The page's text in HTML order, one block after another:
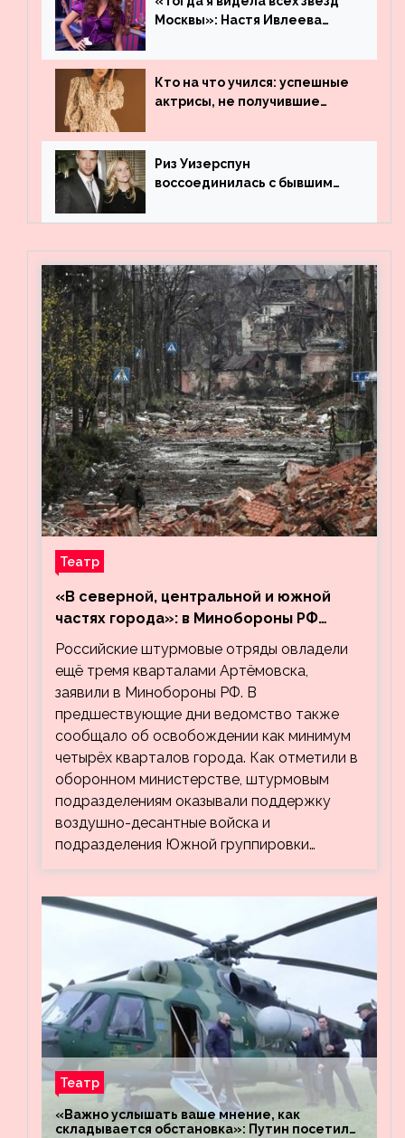
Москвы»: Настя Ивлеева
популярности и выложила
архивные фото
Кто на что учился: успешные
актрисы, не получившие
Риз Уизерспун
воссоединилась с бывшим
Театр
«В северной, центральной и южной
частях города»: в Минобороны РФ
заявили об освобождении ещё трёх
кварталов Артёмовска
Российские штурмовые отряды овладели
ещё тремя кварталами Артёмовска,
заявили в Минобороны РФ. В
предшествующие дни ведомство также
сообщало об освобождении как минимум
четырёх кварталов города. Как отметили в
оборонном министерстве, штурмовым
подразделениям оказывали поддержку
воздушно-десантные войска и
подразделения Южной группировки…
Театр
«Важно услышать ваше мнение, как
складывается обстановка»: Путин посетил